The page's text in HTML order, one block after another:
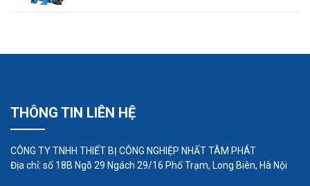
Một quyết định quan trọng khác là vật liệu xây
môi nào có thể xảy ra khi xử lý các chất cụ thể. Ví
dụ, dung môi có thể làm tan các đầu bơm được
làm bằng nhựa. Axit và tụ quang chỉ có thể tương
thích với thép không gỉ hoặc một số hợp kim thép
THÔNG TIN LIÊN HỆ
CÔNG TY TNHH THIẾT BỊ CÔNG NGHIỆP NHẤT TÂM PHÁT
Địa chỉ: số 18B Ngõ 29 Ngách 29/16 Phố Trạm, Long Biên, Hà Nội